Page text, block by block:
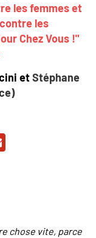
les femmes et
les
Chez Vous !"
etStéphane
chose vite, parce